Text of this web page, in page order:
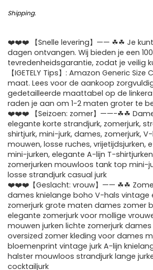
Shipping.
❤️❤️❤️ 【Snelle levering】—— ☘☘ Je kunt
dagen ontvangen. Wij bieden je een
tevredenheidsgarantie, zodat je veilig
【IGETELY Tips】: Amazon Generic
maat. Lees voor de aankoop
gedetailleerde maattabel op de
raden je aan om 1-2 maten groter te
❤️❤️❤️ 【Seizoen: zomer】——-☘☘
elegante korte strandjurk, zomerjurk,
shirtjurk, mini-jurk, dames, zomerjurk,
mouwen, losse ruches, vrijetijdsjurken,
mini-jurken, elegante A-lijn T-
zomerjurken mouwloos tank top mini-
losse strandjurk casual jurk
❤️❤️❤️【Geslacht: vrouw】—— ☘☘
dames knielange boho V-hals vintage
zomerjurk grote maten dames zomer
elegante zomerjurk voor mollige
mouwen jurken lichte zomerjurk
oversized zomer kleding voor dames
bloemenprint vintage jurk A-lijn
halster mouwloos strandjurk lange
cocktailjurk